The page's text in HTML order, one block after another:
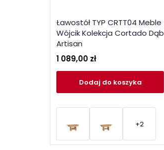
Ławostół TYP CRTT04 Meble
Wójcik Kolekcja Cortado Dąb
Artisan
1 089,00 zł
Dodaj do koszyka
+2